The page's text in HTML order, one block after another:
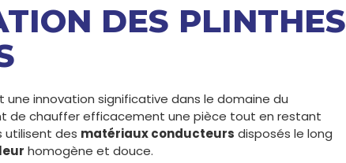
DES PLINTHES
une innovation significative dans le domaine du
de chauffer efficacement une pièce tout en restant
utilisent des matériaux conducteurs disposés le long
homogène et douce.